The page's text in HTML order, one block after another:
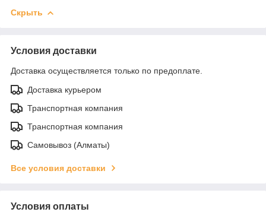
Скрыть
Условия доставки
Доставка осуществляется только по предоплате.
Доставка курьером
Транспортная компания
Транспортная компания
Самовывоз (Алматы)
Все условия доставки
Условия оплаты